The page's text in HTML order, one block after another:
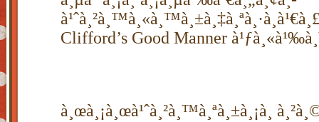
Clifford’s Good Manner
à¸œà¸¡à¸œà¹ˆà¸²à¸™à¸ªà¸±à¸¡à¸